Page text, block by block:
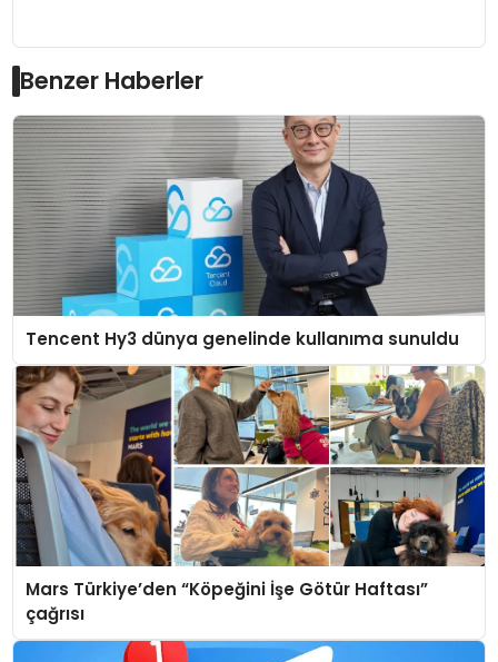
Benzer Haberler
Tencent Hy3 dünya genelinde kullanıma sunuldu
Mars Türkiye’den “Köpeğini İşe Götür Haftası”
çağrısı